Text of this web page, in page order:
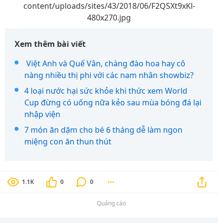
content/uploads/sites/43/2018/06/F2QSXt9xKl-
480x270.jpg
Xem thêm bài viết
Việt Anh và Quế Vân, chàng đào hoa hay cô
nàng nhiều thị phi với các nam nhân showbiz?
4 loại nước hại sức khỏe khi thức xem World
Cup đừng có uống nữa kẻo sau mùa bóng đá lại
nhập viện
7 món ăn dặm cho bé 6 tháng dễ làm ngon
miệng con ăn thun thút
1.1K 0 0
Quảng cáo